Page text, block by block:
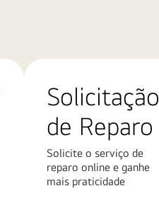
Solicitação
de Reparo
Solicite o serviço de
reparo online e ganhe
mais praticidade